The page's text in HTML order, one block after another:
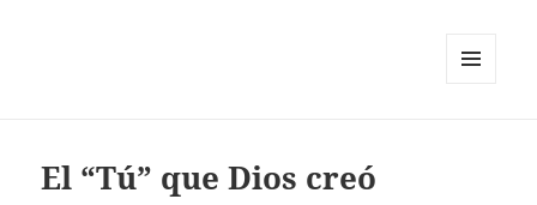
El “Tú” que Dios creó